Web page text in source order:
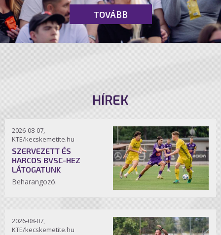
TOVÁBB
HÍREK
2026-08-07,
KTE/kecskemetite.hu
SZERVEZETT ÉS
HARCOS BVSC-HEZ
LÁTOGATUNK
Beharangozó.
2026-08-07,
KTE/kecskemetite.hu